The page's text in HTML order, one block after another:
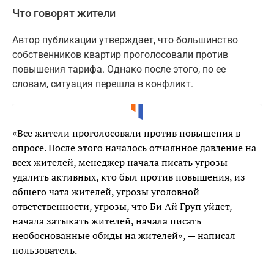
Что говорят жители
Автор публикации утверждает, что большинство
собственников квартир проголосовали против
повышения тарифа. Однако после этого, по ее
словам, ситуация перешла в конфликт.
«Все жители проголосовали против повышения в
опросе. После этого началось отчаянное давление на
всех жителей, менеджер начала писать угрозы
удалить активных, кто был против повышения, из
общего чата жителей, угрозы уголовной
ответственности, угрозы, что Би Ай Груп уйдет,
начала затыкать жителей, начала писать
необоснованные обиды на жителей», — написал
пользователь.